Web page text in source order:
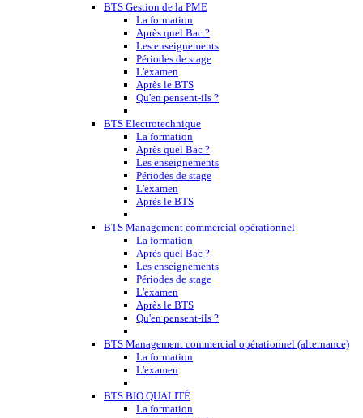
BTS Gestion de la PME
La formation
Après quel Bac ?
Les enseignements
Périodes de stage
L'examen
Après le BTS
Qu'en pensent-ils ?
BTS Electrotechnique
La formation
Après quel Bac ?
Les enseignements
Périodes de stage
L'examen
Après le BTS
BTS Management commercial opérationnel
La formation
Après quel Bac ?
Les enseignements
Périodes de stage
L'examen
Après le BTS
Qu'en pensent-ils ?
BTS Management commercial opérationnel (alternance)
La formation
L'examen
BTS BIO QUALITÉ
La formation